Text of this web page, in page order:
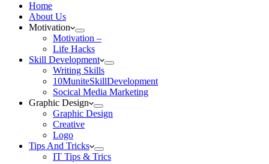
Home
About Us
Motivation
Motivation –
Life Hacks
Skill Development
Writing Skills
10MuniteSkillDevelopment
Socical Media Marketing
Graphic Design
Graphic Design
Creative
Logo
Tips And Tricks
IT Tips & Trics